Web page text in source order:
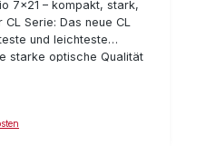
7x21 – kompakt, stark,
Serie: Das neue CL
und leichteste
starke optische Qualität
und Komfort
CL Curio 7x21 im